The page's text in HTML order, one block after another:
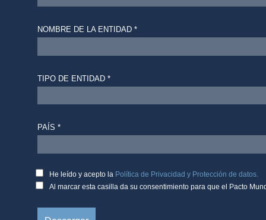
NOMBRE DE LA ENTIDAD *
TIPO DE ENTIDAD *
PAÍS *
He leído y acepto la Política de Privacidad y Protección de datos.
Al marcar esta casilla da su consentimiento para que el Pacto